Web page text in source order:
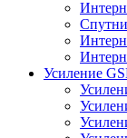
Усиление